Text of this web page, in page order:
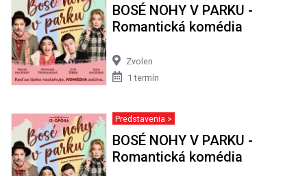
BOSÉ NOHY V PARKU -
Romantická komédia
Zvolen
1 termín
Predstavenia >
BOSÉ NOHY V PARKU -
Romantická komédia